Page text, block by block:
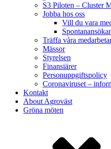
S3 Piloten – Cluster
Jobba hos oss
Vill du vara
Träffa våra
Mässor
Styrelsen
Finansiärer
Personuppgiftspolicy
Coronaviruset –
Kontakt
About Agroväst
Gröna möten